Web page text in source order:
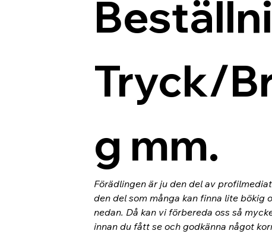
Tryck/
g mm.
Förädlingen är ju den del av
den del som många kan finna lite bökig
nedan. Då kan vi förbereda oss så
innan du fått se och godkänna något